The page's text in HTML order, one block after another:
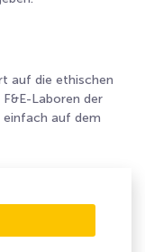
auf die ethischen
Laboren der
einfach auf dem